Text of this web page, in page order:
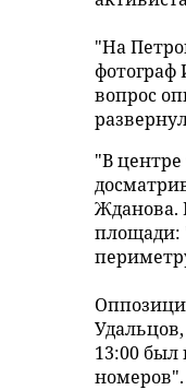
"На
вопрос
"В
Жданова.
площади:
13:00
номеров".